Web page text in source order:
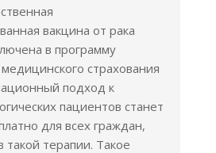
вакцина от рака
в программу
страхования
подход к
пациентов станет
для всех граждан,
терапии. Такое